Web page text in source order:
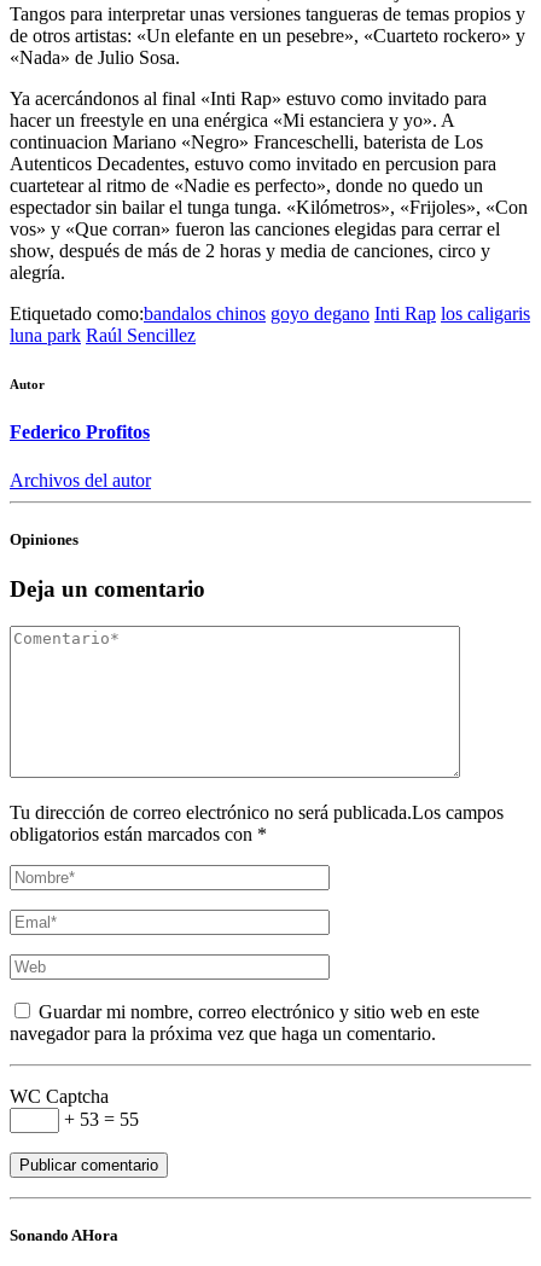
Tangos para interpretar unas versiones tangueras de temas propios y
de otros artistas: «Un elefante en un pesebre», «Cuarteto rockero» y
«Nada» de Julio Sosa.
Ya acercándonos al final «Inti Rap» estuvo como invitado para
hacer un freestyle en una enérgica «Mi estanciera y yo». A
continuacion Mariano «Negro» Franceschelli, baterista de Los
Autenticos Decadentes, estuvo como invitado en percusion para
cuartetear al ritmo de «Nadie es perfecto», donde no quedo un
espectador sin bailar el tunga tunga. «Kilómetros», «Frijoles», «Con
vos» y «Que corran» fueron las canciones elegidas para cerrar el
show, después de más de 2 horas y media de canciones, circo y
alegría.
Etiquetado como:bandalos chinos goyo degano Inti Rap los caligaris
luna park Raúl Sencillez
Autor
Federico Profitos
Archivos del autor
Opiniones
Deja un comentario
Tu dirección de correo electrónico no será publicada.Los campos
obligatorios están marcados con *
Guardar mi nombre, correo electrónico y sitio web en este
navegador para la próxima vez que haga un comentario.
WC Captcha
+ 53 = 55
Sonando AHora